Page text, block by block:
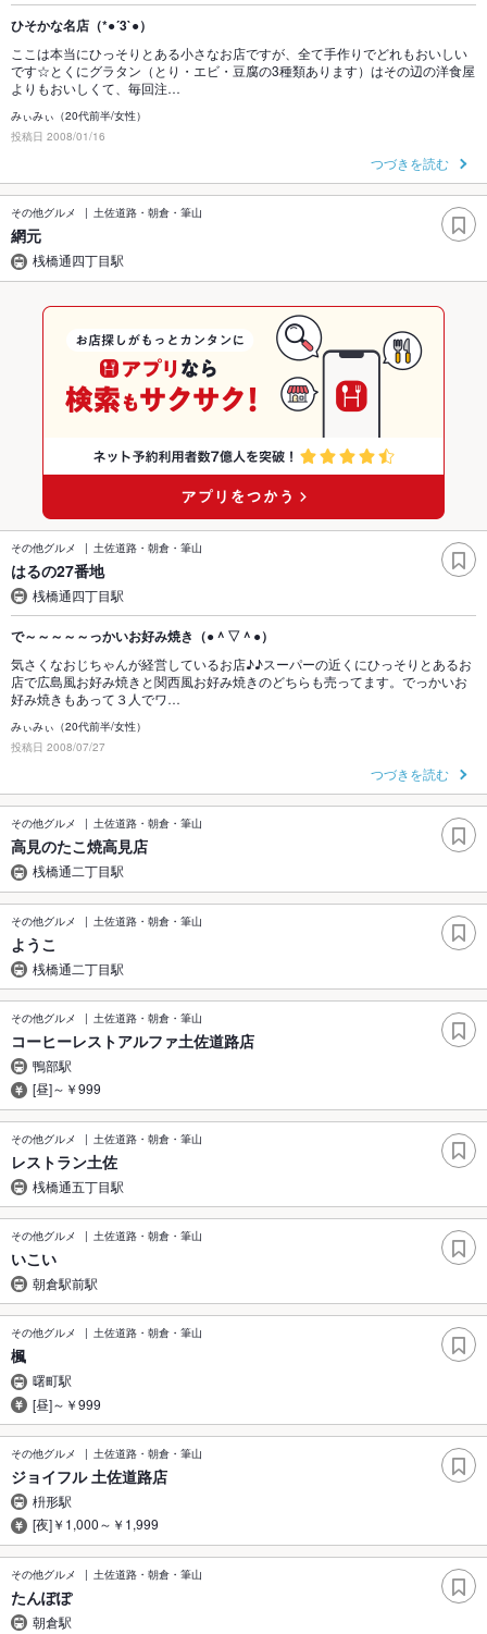
ひそかな名店（*●´3`●）
ここは本当にひっそりとある小さなお店ですが、全て手作りでどれもおいしい
です☆とくにグラタン（とり・エビ・豆腐の3種類あります）はその辺の洋食屋
よりもおいしくて、毎回注…
みぃみぃ（20代前半/女性）
投稿日 2008/01/16
つづきを読む
その他グルメ 土佐道路・朝倉・筆山
網元
桟橋通四丁目駅
その他グルメ 土佐道路・朝倉・筆山
はるの27番地
桟橋通四丁目駅
で～～～～～っかいお好み焼き（●＾▽＾●）
気さくなおじちゃんが経営しているお店♪♪スーパーの近くにひっそりとあるお
店で広島風お好み焼きと関西風お好み焼きのどちらも売ってます。でっかいお
好み焼きもあって３人でワ…
みぃみぃ（20代前半/女性）
投稿日 2008/07/27
つづきを読む
その他グルメ 土佐道路・朝倉・筆山
高見のたこ焼高見店
桟橋通二丁目駅
その他グルメ 土佐道路・朝倉・筆山
ようこ
桟橋通二丁目駅
その他グルメ 土佐道路・朝倉・筆山
コーヒーレストアルファ土佐道路店
鴨部駅
[昼]～￥999
その他グルメ 土佐道路・朝倉・筆山
レストラン土佐
桟橋通五丁目駅
その他グルメ 土佐道路・朝倉・筆山
いこい
朝倉駅前駅
その他グルメ 土佐道路・朝倉・筆山
楓
曙町駅
[昼]～￥999
その他グルメ 土佐道路・朝倉・筆山
ジョイフル 土佐道路店
枡形駅
[夜]￥1,000～￥1,999
その他グルメ 土佐道路・朝倉・筆山
たんぽぽ
朝倉駅